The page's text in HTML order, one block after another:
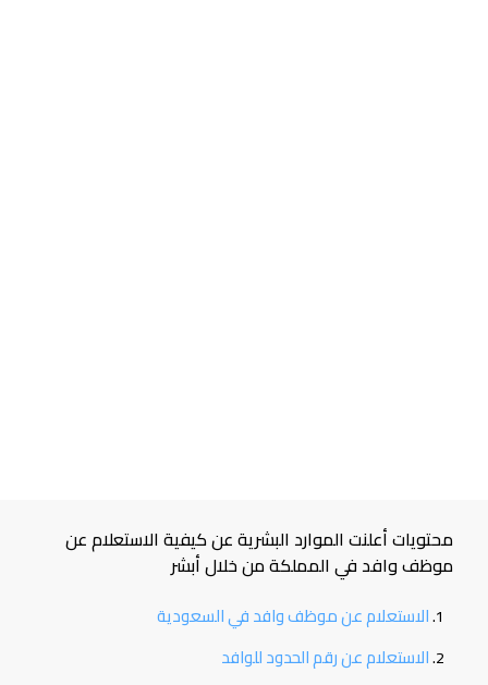
محتويات أعلنت الموارد البشرية عن كيفية الاستعلام عن
موظف وافد في المملكة من خلال أبشر
الاستعلام عن موظف وافد في السعودية
الاستعلام عن رقم الحدود للوافد